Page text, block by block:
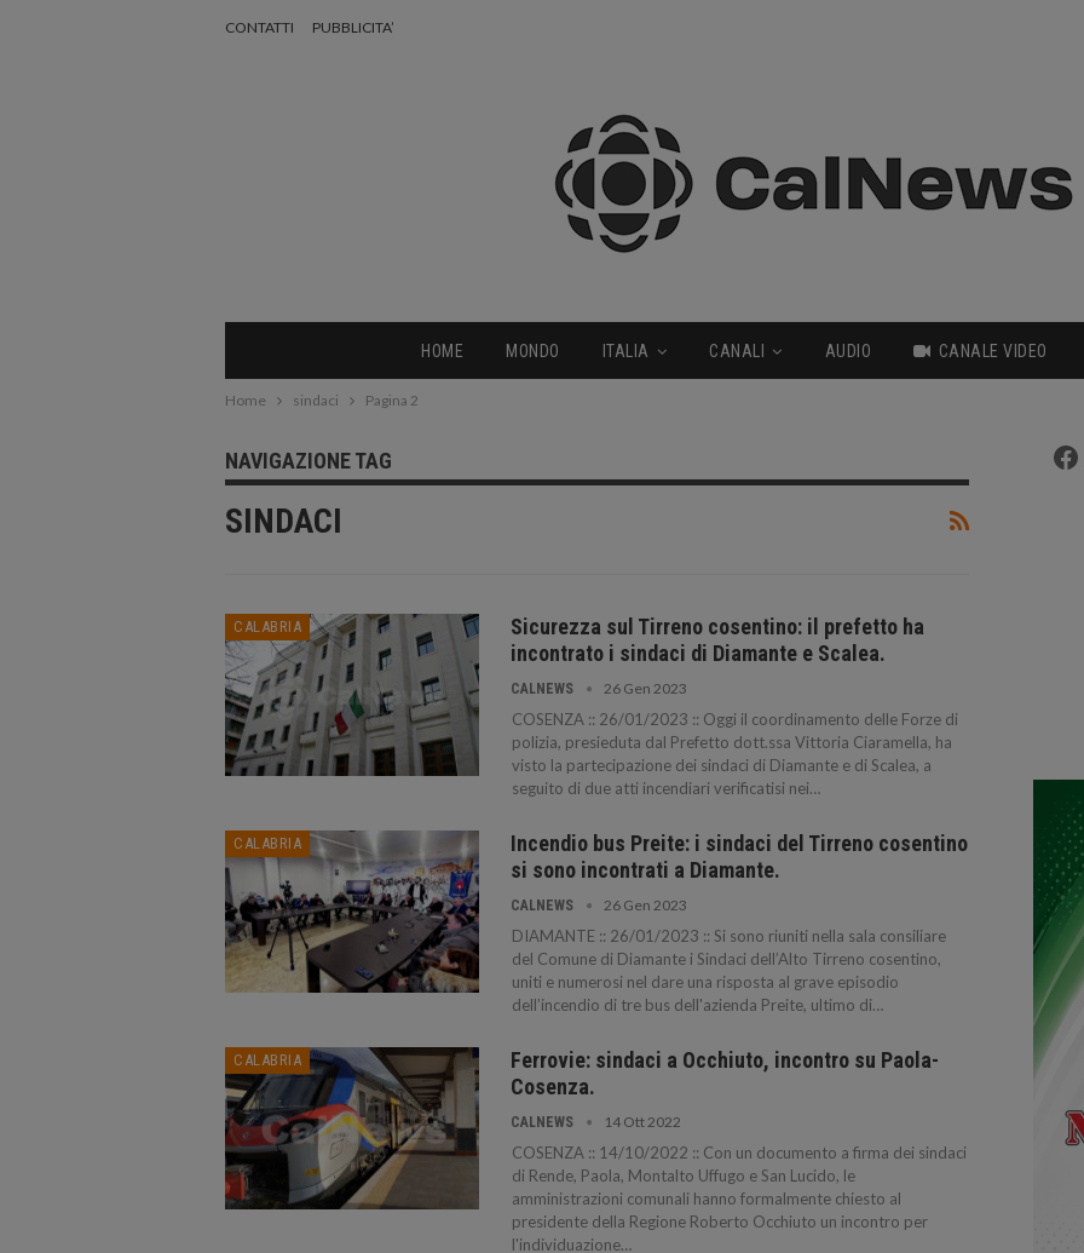
CONTATTI PUBBLICITA’
HOME MONDO ITALIA CANALI AUDIO CANALE VIDEO
Home sindaci Pagina 2
NAVIGAZIONE TAG
SINDACI
CALABRIA
Sicurezza sul Tirreno cosentino: il prefetto ha
incontrato i sindaci di Diamante e Scalea.
CALNEWS 26 Gen 2023
COSENZA :: 26/01/2023 :: Oggi il coordinamento delle Forze di
polizia, presieduta dal Prefetto dott.ssa Vittoria Ciaramella, ha
visto la partecipazione dei sindaci di Diamante e di Scalea, a
seguito di due atti incendiari verificatisi nei…
CALABRIA
Incendio bus Preite: i sindaci del Tirreno cosentino
si sono incontrati a Diamante.
CALNEWS 26 Gen 2023
DIAMANTE :: 26/01/2023 :: Si sono riuniti nella sala consiliare
del Comune di Diamante i Sindaci dell’Alto Tirreno cosentino,
uniti e numerosi nel dare una risposta al grave episodio
dell’incendio di tre bus dell'azienda Preite, ultimo di…
CALABRIA
Ferrovie: sindaci a Occhiuto, incontro su Paola-
Cosenza.
CALNEWS 14 Ott 2022
COSENZA :: 14/10/2022 :: Con un documento a firma dei sindaci
di Rende, Paola, Montalto Uffugo e San Lucido, le
amministrazioni comunali hanno formalmente chiesto al
presidente della Regione Roberto Occhiuto un incontro per
l'individuazione…